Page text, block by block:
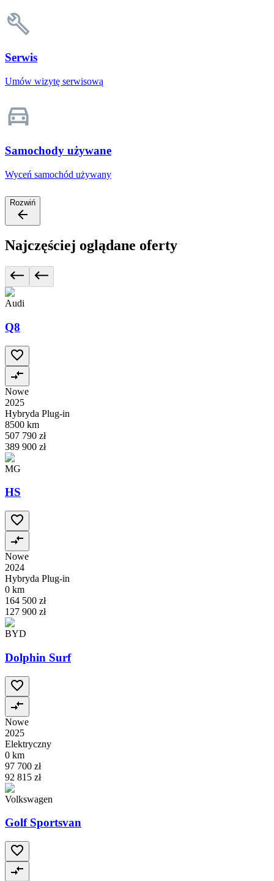
Serwis
Umów wizytę serwisową
Samochody używane
Wyceń samochód używany
Rozwiń
Najczęściej oglądane oferty
Audi
Q8
Nowe
2025
Hybryda Plug-in
8500 km
507 790 zł
389 900 zł
MG
HS
Nowe
2024
Hybryda Plug-in
0 km
164 500 zł
127 900 zł
BYD
Dolphin Surf
Nowe
2025
Elektryczny
0 km
97 700 zł
92 815 zł
Volkswagen
Golf Sportsvan